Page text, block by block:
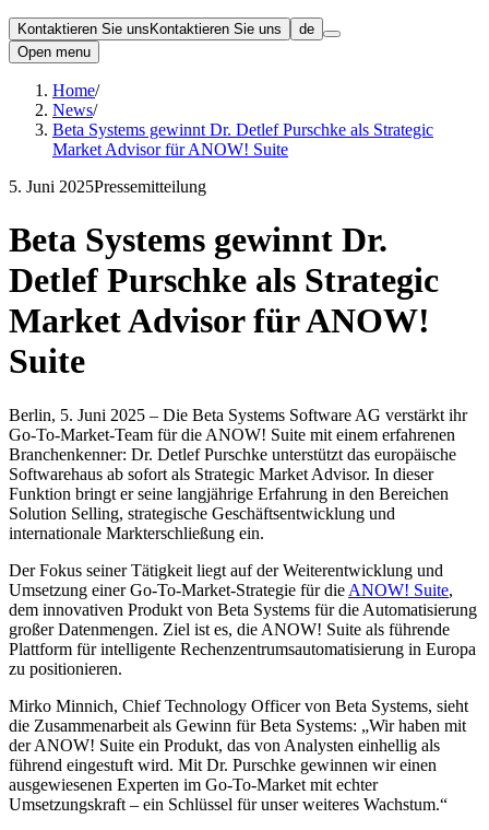
Kontaktieren Sie uns Kontaktieren Sie uns
de
Open menu
Home/
News/
Beta Systems gewinnt Dr. Detlef Purschke als Strategic
Market Advisor für ANOW! Suite
5. Juni 2025Pressemitteilung
Beta Systems gewinnt Dr.
Detlef Purschke als Strategic
Market Advisor für ANOW!
Suite
Berlin, 5. Juni 2025 – Die Beta Systems Software AG verstärkt ihr
Go-To-Market-Team für die ANOW! Suite mit einem erfahrenen
Branchenkenner: Dr. Detlef Purschke unterstützt das europäische
Softwarehaus ab sofort als Strategic Market Advisor. In dieser
Funktion bringt er seine langjährige Erfahrung in den Bereichen
Solution Selling, strategische Geschäftsentwicklung und
internationale Markterschließung ein.
Der Fokus seiner Tätigkeit liegt auf der Weiterentwicklung und
Umsetzung einer Go-To-Market-Strategie für die ANOW! Suite,
dem innovativen Produkt von Beta Systems für die Automatisierung
großer Datenmengen. Ziel ist es, die ANOW! Suite als führende
Plattform für intelligente Rechenzentrumsautomatisierung in Europa
zu positionieren.
Mirko Minnich, Chief Technology Officer von Beta Systems, sieht
die Zusammenarbeit als Gewinn für Beta Systems: „Wir haben mit
der ANOW! Suite ein Produkt, das von Analysten einhellig als
führend eingestuft wird. Mit Dr. Purschke gewinnen wir einen
ausgewiesenen Experten im Go-To-Market mit echter
Umsetzungskraft – ein Schlüssel für unser weiteres Wachstum.“